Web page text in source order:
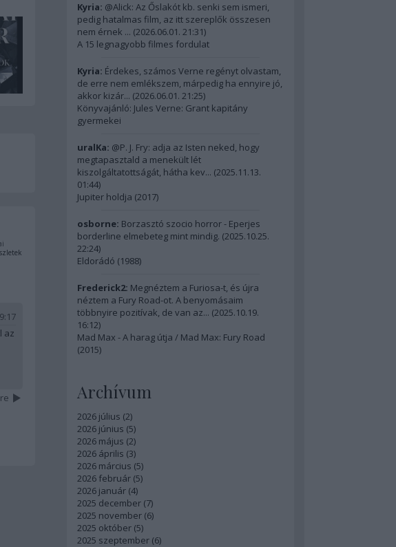
az
Kyria: @Alick: Az Őslakót kb. senki sem ismeri,
pedig hatalmas film, az itt szereplők összesen
nem érnek ... (2026.06.01. 21:31)
A 15 legnagyobb filmes fordulat
Kyria: Érdekes, számos Verne regényt olvastam,
de erre nem emlékszem, márpedig ha ennyire jó,
akkor kizár... (2026.06.01. 21:25)
Könyvajánló: Jules Verne: Grant kapitány
gyermekei
uralKa: @P. J. Fry: adja az Isten neked, hogy
megtapasztald a menekült lét
kiszolgáltatottságát, hátha kev... (2025.11.13.
01:44)
Jupiter holdja (2017)
osborne: Borzasztó szocio horror - Eperjes
borderline elmebeteg mint mindig. (2025.10.25.
22:24)
Eldorádó (1988)
Frederick2: Megnéztem a Furiosa-t, és újra
néztem a Fury Road-ot. A benyomásaim
többnyire pozitívak, de van az... (2025.10.19.
16:12)
Mad Max - A harag útja / Mad Max: Fury Road
(2015)
Archívum
2026 július (2)
2026 június (5)
2026 május (2)
2026 április (3)
2026 március (5)
2026 február (5)
2026 január (4)
2025 december (7)
2025 november (6)
2025 október (5)
2025 szeptember (6)